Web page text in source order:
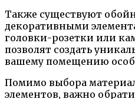
Также существуют
декоративными
головки-розетки или
позволят создать
вашему помещению
Помимо выбора
элементов, важно